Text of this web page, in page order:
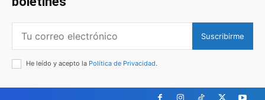
Suscribirme
He leído y acepto la Política de Privacidad.